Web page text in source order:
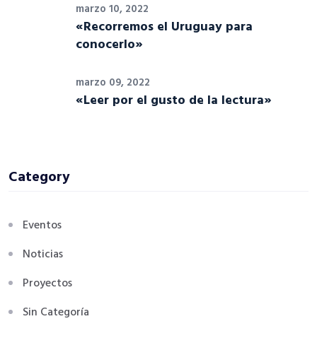
marzo 10, 2022
«Recorremos el Uruguay para
conocerlo»
marzo 09, 2022
«Leer por el gusto de la lectura»
Category
Eventos
Noticias
Proyectos
Sin Categoría